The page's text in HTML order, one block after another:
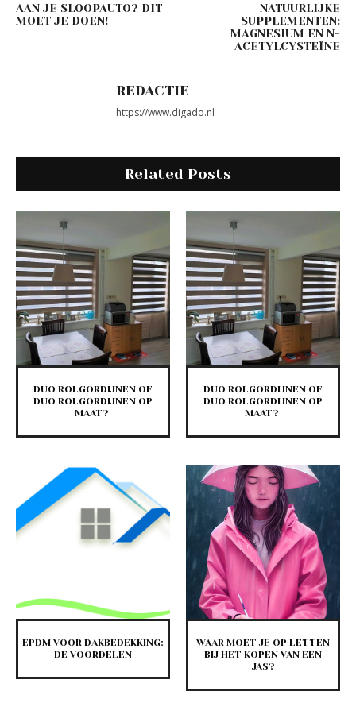
AAN JE SLOOPAUTO? DIT
MOET JE DOEN!
NATUURLIJKE
SUPPLEMENTEN:
MAGNESIUM EN N-
ACETYLCYSTEÏNE
REDACTIE
https://www.digado.nl
Related Posts
DUO ROLGORDIJNEN OF
DUO ROLGORDIJNEN OP
MAAT?
DUO ROLGORDIJNEN OF
DUO ROLGORDIJNEN OP
MAAT?
EPDM VOOR DAKBEDEKKING:
DE VOORDELEN
WAAR MOET JE OP LETTEN
BIJ HET KOPEN VAN EEN
JAS?